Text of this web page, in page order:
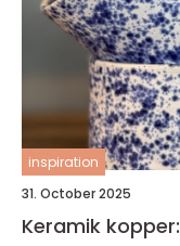
inspiration
31. October 2025
Keramik